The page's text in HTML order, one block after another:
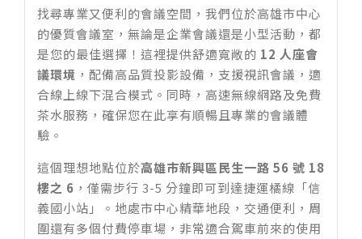
找尋專業又便利的會議空間，我們位於高雄市中心
的優質會議室，無論是企業會議還是小型活動，都
是您的最佳選擇！這裡提供舒適寬敞的 12 人座會
議環境 ，配備高品質投影設備，支援視訊會議，適
合線上線下混合模式。同時，高速無線網路及免費
茶水服務，確保您在此享有順暢且專業的會議體
驗。
這個理想地點位於高雄市新興區民生一路 56 號 18
樓之 6 ，僅需步行 3-5 分鐘即可到達捷運橘線「信
義國小站」。地處市中心精華地段，交通便利，周
圍還有多個付費停車場，非常適合駕車前來的使用